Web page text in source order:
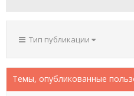
Тип публикации
Темы, опубликованные